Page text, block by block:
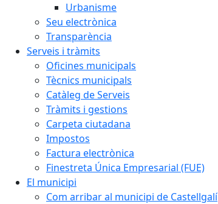
Urbanisme
Seu electrònica
Transparència
Serveis i tràmits
Oficines municipals
Tècnics municipals
Catàleg de Serveis
Tràmits i gestions
Carpeta ciutadana
Impostos
Factura electrònica
Finestreta Única Empresarial (FUE)
El municipi
Com arribar al municipi de Castellgalí